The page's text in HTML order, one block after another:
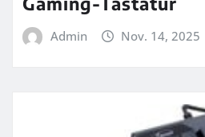
Admin Nov. 14, 2025